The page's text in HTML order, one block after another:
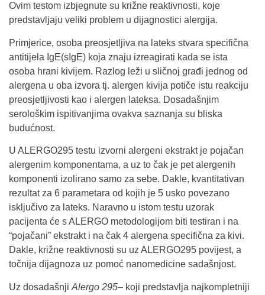
Ovim testom izbjegnute su križne reaktivnosti, koje
predstavljaju veliki problem u dijagnostici alergija.
Primjerice, osoba preosjetljiva na lateks stvara specifična
antitijela IgE(sIgE) koja znaju izreagirati kada se ista
osoba hrani kivijem. Razlog leži u sličnoj građi jednog od
alergena u oba izvora tj. alergen kivija potiče istu reakciju
preosjetljivosti kao i alergen lateksa. Dosadašnjim
serološkim ispitivanjima ovakva saznanja su bliska
budućnost.
U ALERGO295 testu izvorni alergeni ekstrakt je pojačan
alergenim komponentama, a uz to čak je pet alergenih
komponenti izolirano samo za sebe. Dakle, kvantitativan
rezultat za 6 parametara od kojih je 5 usko povezano
isključivo za lateks. Naravno u istom testu uzorak
pacijenta će s ALERGO metodologijom biti testiran i na
“pojačani” ekstrakt i na čak 4 alergena specifična za kivi.
Dakle, križne reaktivnosti su uz ALERGO295 povijest, a
točnija dijagnoza uz pomoć nanomedicine sadašnjost.
Uz dosadašnji Alergo 295– koji predstavlja najkompletniji